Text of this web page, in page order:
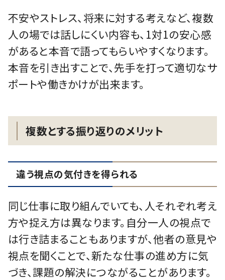
不安やストレス、将来に対する考えなど、複数
人の場では話しにくい内容も、1対1の安心感
があると本音で語ってもらいやすくなります。
本音を引き出すことで、先手を打って適切なサ
ポートや働きかけが出来ます。
複数とする振り返りのメリット
違う視点の気付きを得られる
同じ仕事に取り組んでいても、人それぞれ考え
方や捉え方は異なります。自分一人の視点で
は行き詰まることもありますが、他者の意見や
視点を聞くことで、新たな仕事の進め方に気
づき、課題の解決につながることがあります。